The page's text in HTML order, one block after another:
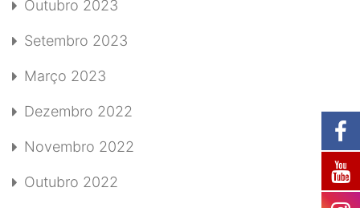
Outubro 2023
Setembro 2023
Março 2023
Dezembro 2022
Novembro 2022
Outubro 2022